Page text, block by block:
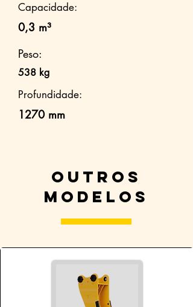
Capacidade:
0,3 m³
Peso:
538 kg
Profundidade:
1270 mm
Outros
modelos